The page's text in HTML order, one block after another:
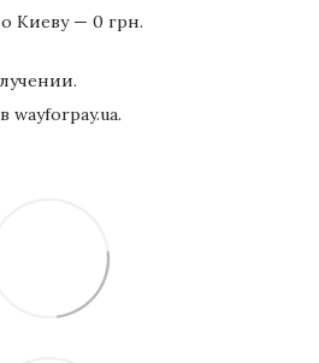
Киеву — 0 грн.
wayforpay.ua.